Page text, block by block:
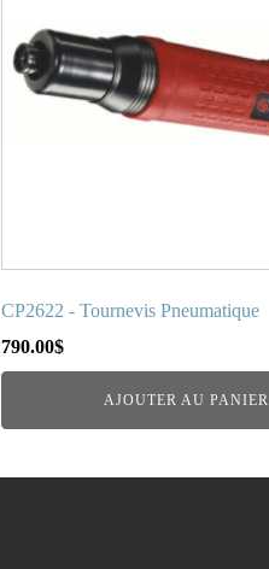
CP2622 - Tournevis Pneumatique
790.00$
AJOUTER AU PANIER